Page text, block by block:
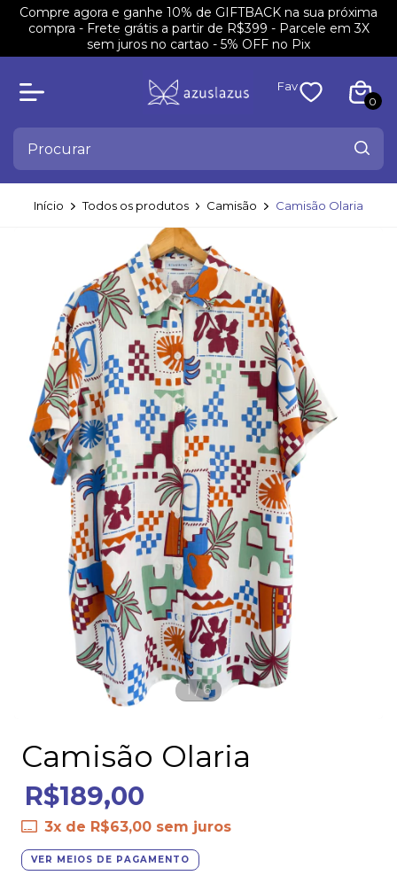
Compre agora e ganhe 10% de GIFTBACK na sua próxima
compra - Frete grátis a partir de R$399 - Parcele em 3X
sem juros no cartao - 5% OFF no Pix
Fav
0
Início Todos os produtos Camisão Camisão Olaria
1/6
Camisão Olaria
R$189,00
3x de R$63,00 sem juros
VER MEIOS DE PAGAMENTO